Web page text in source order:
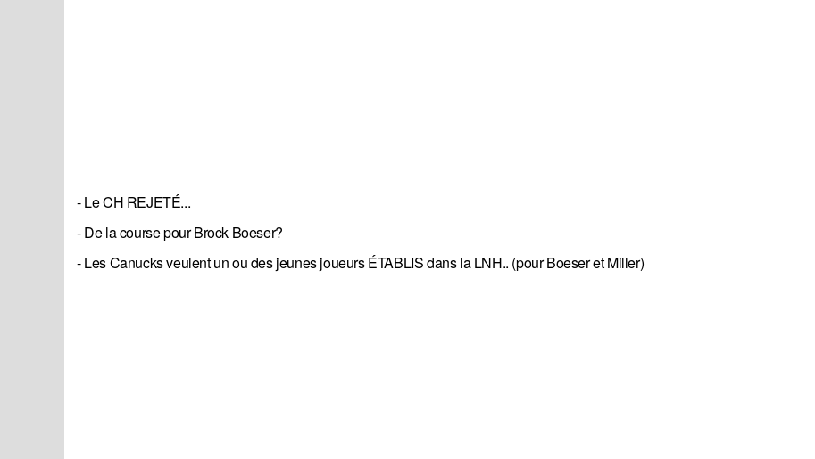
- Le CH REJETÉ...
- De la course pour Brock Boeser?
- Les Canucks veulent un ou des jeunes joueurs ÉTABLIS dans la LNH.. (pour Boeser et Miller)